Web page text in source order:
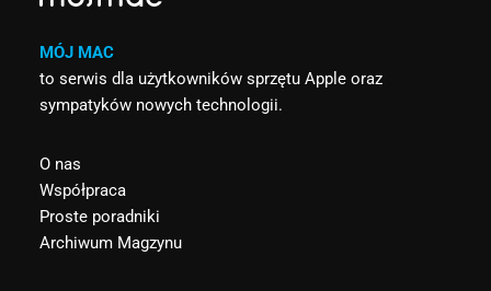
MÓJ MAC
to serwis dla użytkowników sprzętu Apple oraz
sympatyków nowych technologii.
O nas
Współpraca
Proste poradniki
Archiwum Magzynu